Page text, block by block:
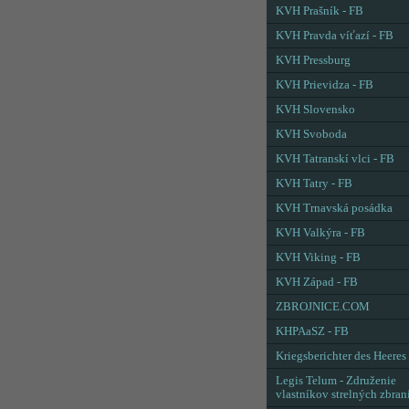
KVH Prašník - FB
KVH Pravda víťazí - FB
KVH Pressburg
KVH Prievidza - FB
KVH Slovensko
KVH Svoboda
KVH Tatranskí vlci - FB
KVH Tatry - FB
KVH Trnavská posádka
KVH Valkýra - FB
KVH Viking - FB
KVH Západ - FB
ZBROJNICE.COM
KHPAaSZ - FB
Kriegsberichter des Heeres
Legis Telum - Združenie
vlastníkov strelných